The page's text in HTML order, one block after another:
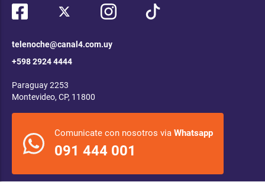
telenoche@canal4.com.uy
+598 2924 4444
Paraguay 2253
Montevideo, CP, 11800
Comunicate con nosotros via Whatsapp
091 444 001